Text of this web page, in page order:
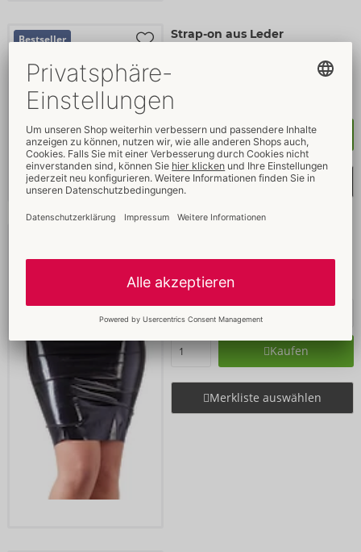
Bestseller Strap-on aus Leder
UVP:
Größe:
Kaufen
Merkliste auswählen
29012691021
UVP: 59,95 €
Kaufen
Merkliste auswählen